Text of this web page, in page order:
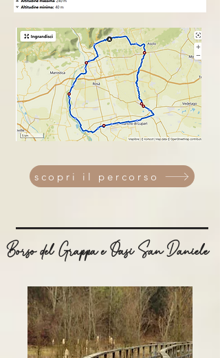
scopri il percorso
Borso del Grappa e Oasi San Daniele